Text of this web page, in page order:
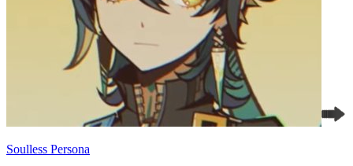
Soulless Persona